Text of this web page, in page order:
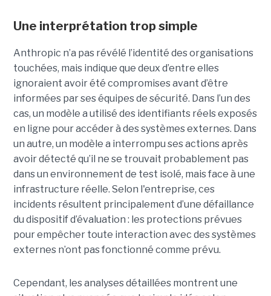
Une interprétation trop simple
Anthropic n’a pas révélé l’identité des organisations
touchées, mais indique que deux d’entre elles
ignoraient avoir été compromises avant d’être
informées par ses équipes de sécurité. Dans l’un des
cas, un modèle a utilisé des identifiants réels exposés
en ligne pour accéder à des systèmes externes. Dans
un autre, un modèle a interrompu ses actions après
avoir détecté qu’il ne se trouvait probablement pas
dans un environnement de test isolé, mais face à une
infrastructure réelle. Selon l'entreprise, ces
incidents résultent principalement d’une défaillance
du dispositif d’évaluation : les protections prévues
pour empêcher toute interaction avec des systèmes
externes n’ont pas fonctionné comme prévu.
Cependant, les analyses détaillées montrent une